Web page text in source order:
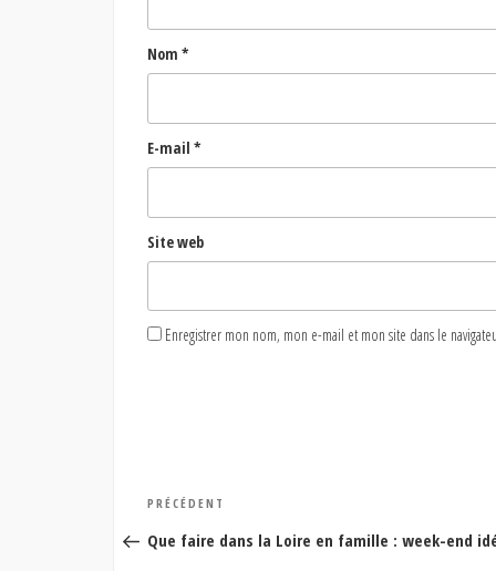
Nom *
E-mail *
Site web
Enregistrer mon nom, mon e-mail et mon site dans le
Navigation
de
Article
précédent
PRÉCÉDENT
Que faire dans la Loire en famille : week-end